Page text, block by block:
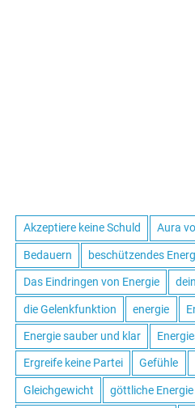
Akzeptiere keine Schuld Aura
Bedauern beschützendes
Das Eindringen von Energie
die Gelenkfunktion energie
Energie sauber und klar
Ergreife keine Partei Gefühle
Gleichgewicht göttliche Energie